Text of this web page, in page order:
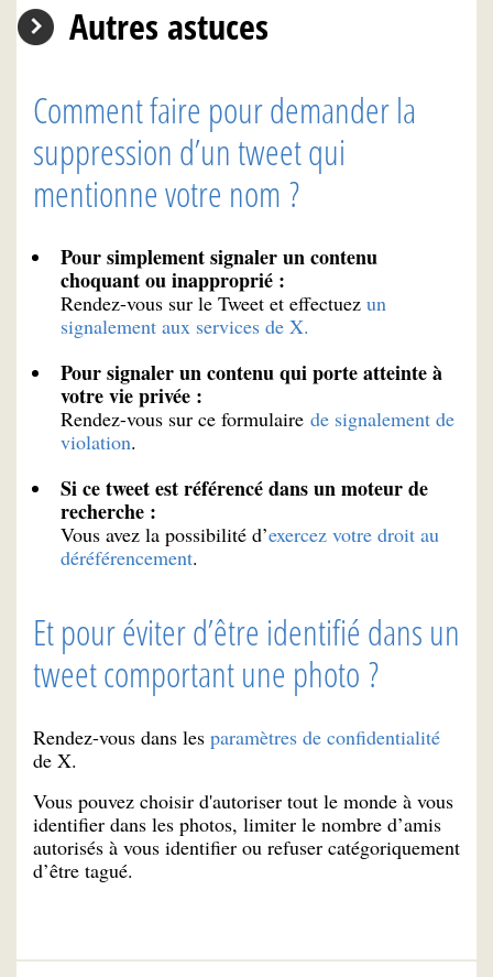
Autres astuces
Comment faire pour demander la
suppression d’un tweet qui
mentionne votre nom ?
Pour simplement signaler un contenu
choquant ou inapproprié :
Rendez-vous sur le Tweet et effectuez un
signalement aux services de X.
Pour signaler un contenu qui porte atteinte à
votre vie privée :
Rendez-vous sur ce formulaire de signalement de
violation.
Si ce tweet est référencé dans un moteur de
recherche :
Vous avez la possibilité d’exercez votre droit au
déréférencement.
Et pour éviter d’être identifié dans un
tweet comportant une photo ?
Rendez-vous dans les paramètres de confidentialité
de X.
Vous pouvez choisir d'autoriser tout le monde à vous
identifier dans les photos, limiter le nombre d’amis
autorisés à vous identifier ou refuser catégoriquement
d’être tagué.